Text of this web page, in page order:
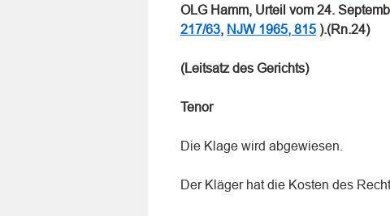
OLG Hamm, Urteil vom 24.
217/63, NJW 1965, 815 ).(Rn.24)
(Leitsatz des Gerichts)
Tenor
Die Klage wird abgewiesen.
Der Kläger hat die Kosten des